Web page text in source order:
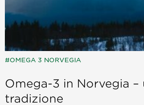
Omega-3 in Norvegia –
tradizione
OMEGA 3 NORVEGIA